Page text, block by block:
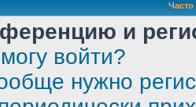
и
войти?
нужно